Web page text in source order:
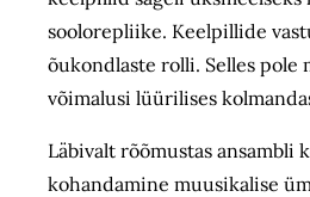
soolorepliike. Keelpillide
õukondlaste rolli. Selles pole
võimalusi lüürilises
Läbivalt rõõmustas
kohandamine muusikalise